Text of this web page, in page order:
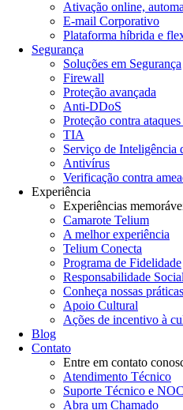
Ativação online,
E-mail Corporativo
Plataforma híbrida e
Segurança
Soluções em Segurança
Firewall
Proteção avançada
Anti-DDoS
Proteção contra
TIA
Serviço de Inteligência
Antivírus
Verificação contra
Experiência
Experiências
Camarote Telium
A melhor experiência
Telium Conecta
Programa de Fidelidade
Responsabilidade
Conheça nossas
Apoio Cultural
Ações de incentivo à
Blog
Contato
Entre em contato
Atendimento Técnico
Suporte Técnico e NOC
Abra um Chamado